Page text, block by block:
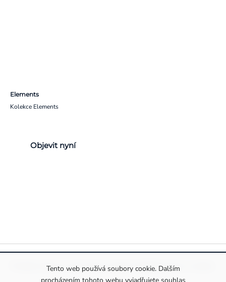
Tento web používá soubory cookie. Dalším
Elements
Kolekce Elements
Objevit nyní
Pravidla ochrany a zpracování osobních údajůInformace o cookies